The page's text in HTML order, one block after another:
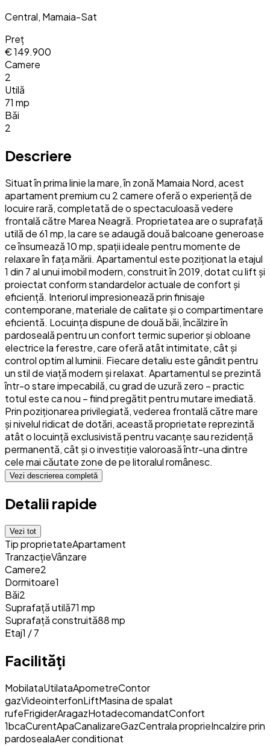
Central, Mamaia-Sat
Preț
€ 149.900
Camere
2
Utilă
71 mp
Băi
2
Descriere
Situat în prima linie la mare, în zonă Mamaia Nord, acest
apartament premium cu 2 camere oferă o experiență de
locuire rară, completată de o spectaculoasă vedere
frontală către Marea Neagră. Proprietatea are o suprafață
utilă de 61 mp, la care se adaugă două balcoane generoase
ce însumează 10 mp, spații ideale pentru momente de
relaxare în fața mării. Apartamentul este poziționat la etajul
1 din 7 al unui imobil modern, construit în 2019, dotat cu lift și
proiectat conform standardelor actuale de confort și
eficiență. Interiorul impresionează prin finisaje
contemporane, materiale de calitate și o compartimentare
eficientă. Locuința dispune de două băi, încălzire în
pardoseală pentru un confort termic superior și obloane
electrice la ferestre, care oferă atât intimitate, cât și
control optim al luminii. Fiecare detaliu este gândit pentru
un stil de viață modern și relaxat. Apartamentul se prezintă
într-o stare impecabilă, cu grad de uzură zero – practic
totul este ca nou – fiind pregătit pentru mutare imediată.
Prin poziționarea privilegiată, vederea frontală către mare
și nivelul ridicat de dotări, această proprietate reprezintă
atât o locuință exclusivistă pentru vacanțe sau rezidență
permanentă, cât și o investiție valoroasă într-una dintre
cele mai căutate zone de pe litoralul românesc.
Vezi descrierea completă
Detalii rapide
Vezi tot
Tip proprietateApartament
TranzacțieVânzare
Camere2
Dormitoare1
Băi2
Suprafață utilă71 mp
Suprafață construită88 mp
Etaj1 / 7
Facilități
MobilataUtilataApometreContor
gazVideointerfonLiftMasina de spalat
rufeFrigiderAragazHotadecomandatConfort
1bcaCurentApaCanalizareGazCentrala proprieIncalzire prin
pardosealaAer conditionat